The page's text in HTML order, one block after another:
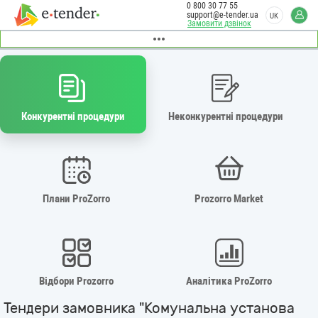
Замовити дзвінок
0 800 30 77 55
support@e-tender.ua
UK
Конкурентні процедури Неконкурентні процедури
Плани ProZorro Prozorro Market
Відбори Prozorro Аналітика ProZorro
Тендери замовника "Комунальна установа